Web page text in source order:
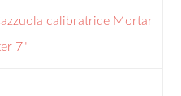
calibratrice Mortar
7"